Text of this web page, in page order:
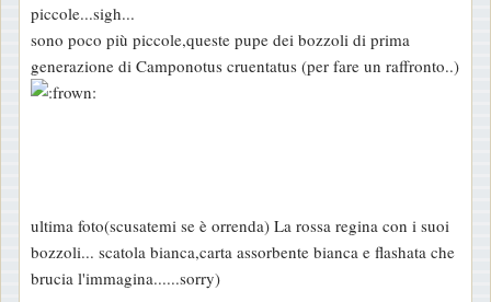
piccole...sigh...
sono poco più piccole,queste pupe dei bozzoli di prima
generazione di Camponotus cruentatus (per fare un raffronto..)
ultima foto(scusatemi se è orrenda) La rossa regina con i suoi
bozzoli... scatola bianca,carta assorbente bianca e flashata che
brucia l'immagina......sorry)